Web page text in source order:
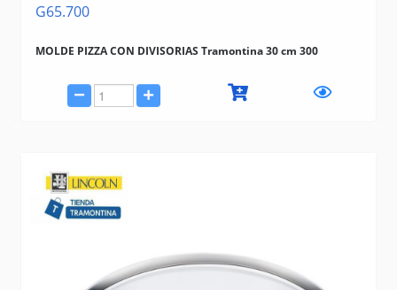
G65.700
MOLDE PIZZA CON DIVISORIAS Tramontina 30 cm 300